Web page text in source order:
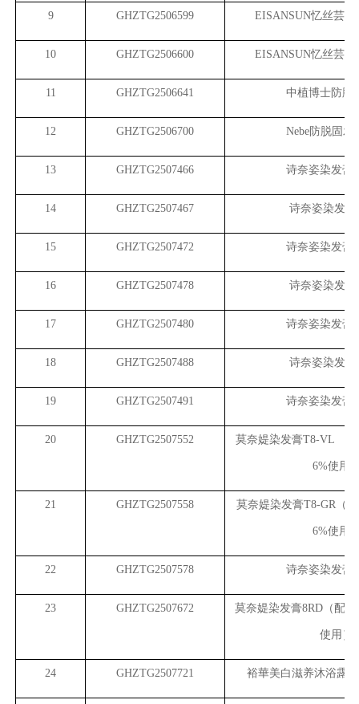
9 GHZTG2506599 EISANSUN忆丝芸盈
10 GHZTG2506600 EISANSUN忆丝芸盈
11 GHZTG2506641 中植博士防脱
12 GHZTG2506700 Nebe防脱固发
13 GHZTG2507466 诗奈姿染发膏
14 GHZTG2507467 诗奈姿染发膏
15 GHZTG2507472 诗奈姿染发膏
16 GHZTG2507478 诗奈姿染发膏
17 GHZTG2507480 诗奈姿染发膏
18 GHZTG2507488 诗奈姿染发膏
19 GHZTG2507491 诗奈姿染发膏
20 GHZTG2507552 莫奈媞染发膏T8-VL （
6%使用
21 GHZTG2507558 莫奈媞染发膏T8-GR（
6%使用
22 GHZTG2507578 诗奈姿染发膏
23 GHZTG2507672 莫奈媞染发膏8RD（配
使用）
24 GHZTG2507721 裕華美白滋养沐浴露